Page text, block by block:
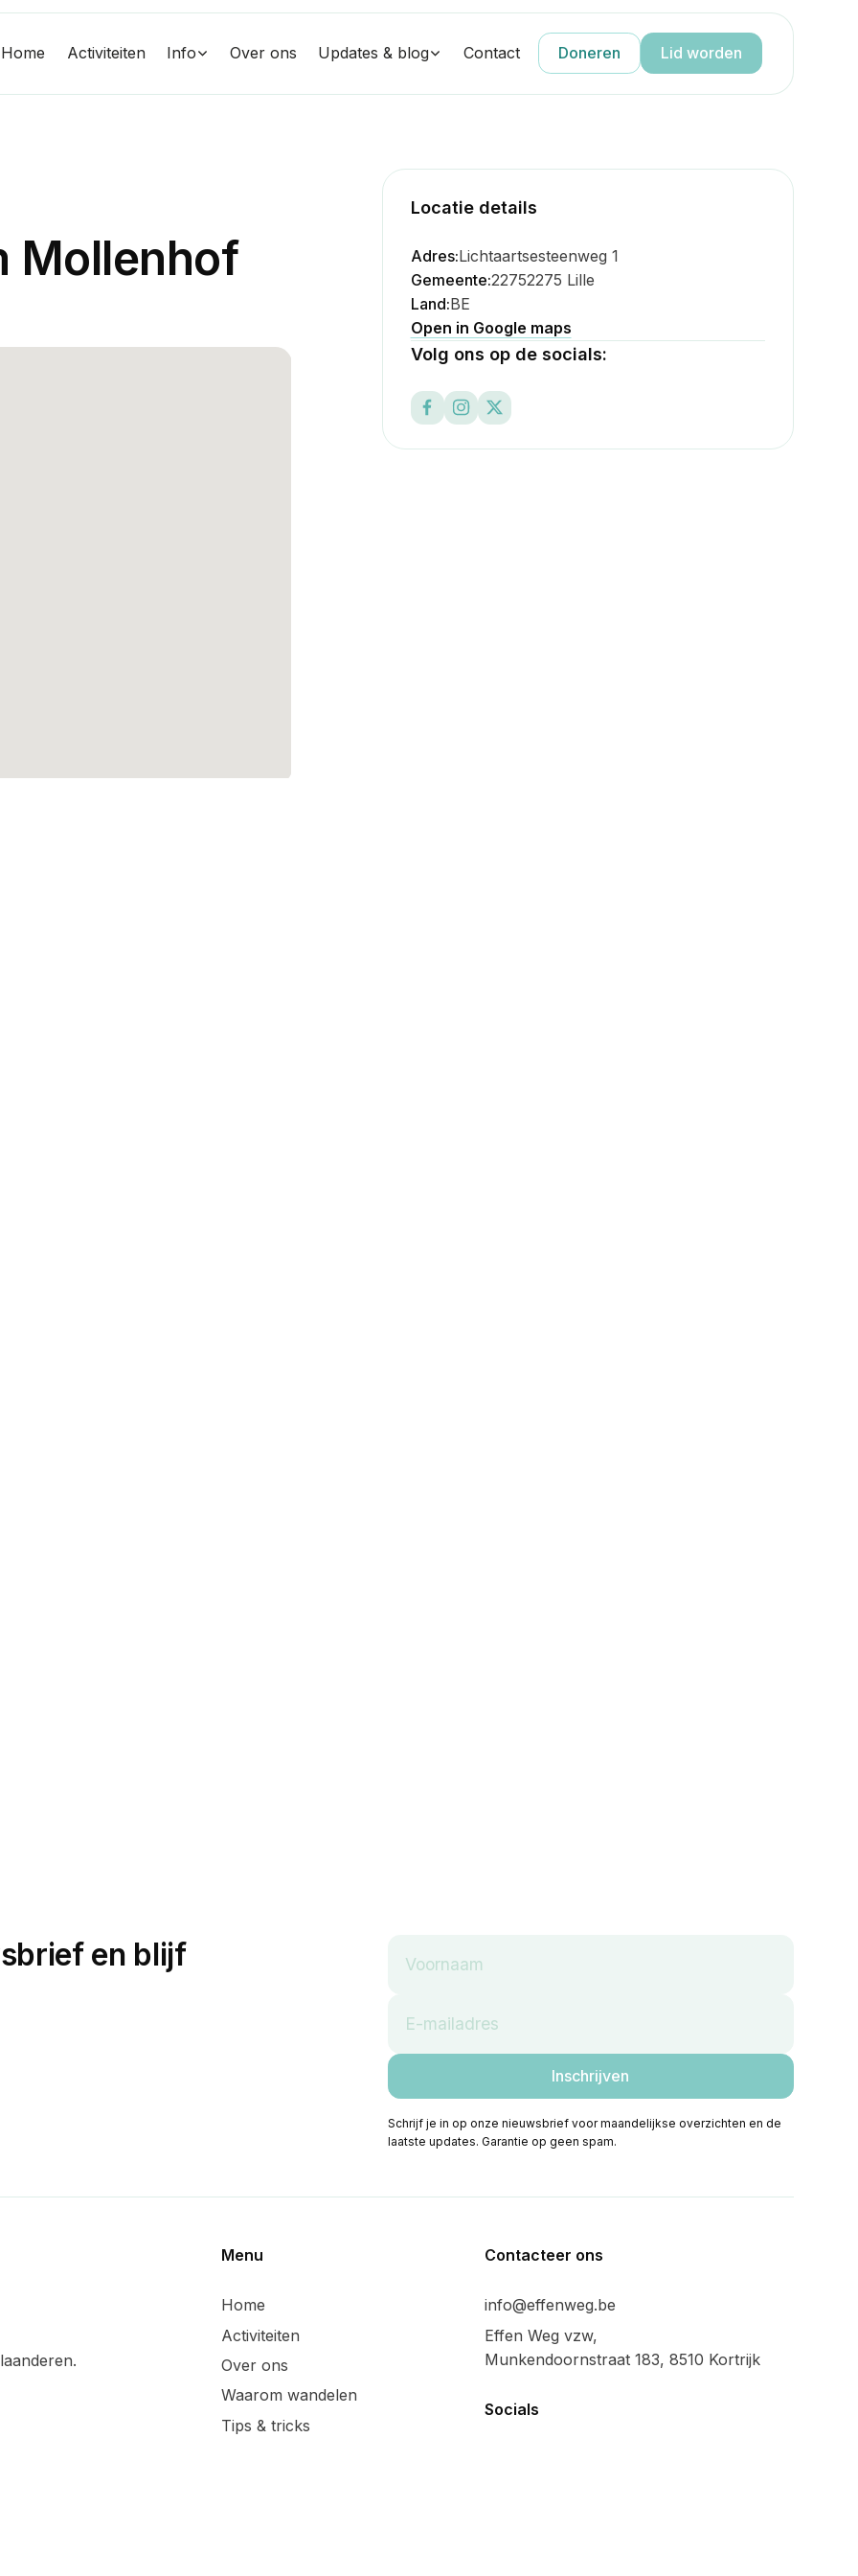
Home Activiteiten Info Over ons Updates & blog Contact Doneren Lid worden
Mollenhof
Locatie details
Adres:Lichtaartsesteenweg 1
Gemeente:22752275 Lille
Land:BE
Open in Google maps
Volg ons op de socials:
en blijf
Schrijf je in op onze nieuwsbrief voor maandelijkse overzichten en de
laatste updates. Garantie op geen spam.
Menu
Home
Activiteiten
Over ons
Waarom wandelen
Tips & tricks
Contacteer ons
info@effenweg.be
Effen Weg vzw,
Munkendoornstraat 183, 8510 Kortrijk
Socials